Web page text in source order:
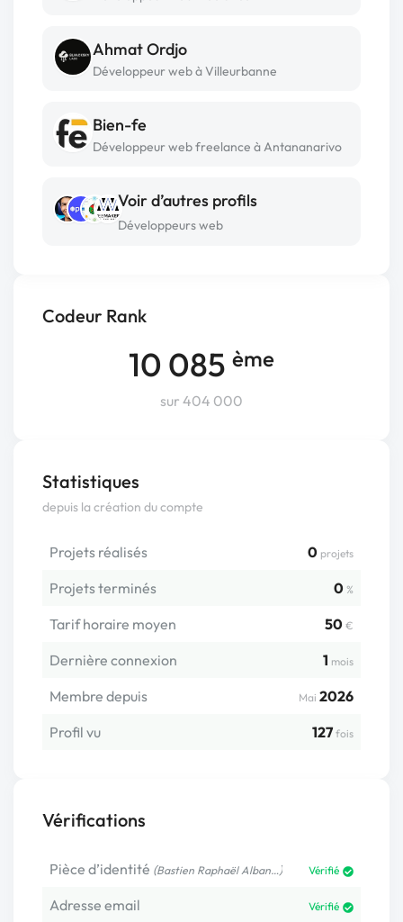
Codeur Rank
10 085 ème
sur 404 000
Statistiques
depuis la création du compte
Projets réalisés 0 projets
Projets terminés 0 %
Tarif horaire moyen 50 €
Dernière connexion 1 mois
Membre depuis Mai 2026
Profil vu
127 fois
Vérifications
Pièce d’identité (Bastien Raphaël Alban…) Vérifié
Adresse email Vérifié
Ahmat Ordjo
Développeur web à Villeurbanne
Bien-fe
Développeur web freelance à Antananarivo
Voir d’autres profils
Développeurs web